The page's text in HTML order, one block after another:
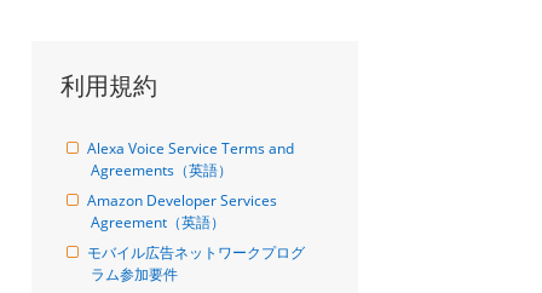
利用規約
Alexa Voice Service Terms and
Agreements（英語）
Amazon Developer Services
Agreement（英語）
モバイル広告ネットワークプログ
ラム参加要件